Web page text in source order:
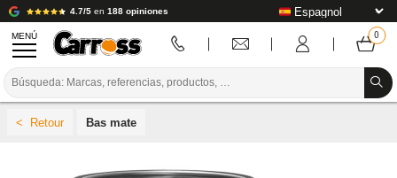
4.7/5 en 188 opiniones
MENÚ
Bas mate